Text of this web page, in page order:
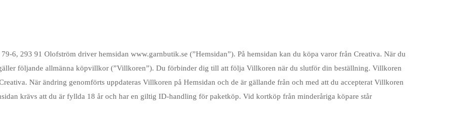
6, 293 91 Olofström driver hemsidan www.garnbutik.se (”Hemsidan”). På hemsidan kan du köpa varor från Creativa. När du
följande allmänna köpvillkor (”Villkoren”). Du förbinder dig till att följa Villkoren när du slutför din beställning. Villkoren
När ändring genomförts uppdateras Villkoren på Hemsidan och de är gällande från och med att du accepterat Villkoren
krävs att du är fyllda 18 år och har en giltig ID-handling för paketköp. Vid kortköp från minderåriga köpare står